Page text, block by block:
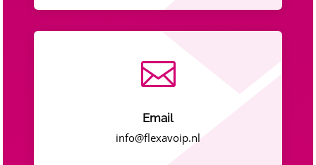

Email
info@flexavoip.nl